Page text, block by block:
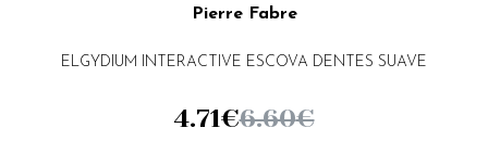
Pierre Fabre
ELGYDIUM INTERACTIVE ESCOVA DENTES SUAVE
4.71€6.60€